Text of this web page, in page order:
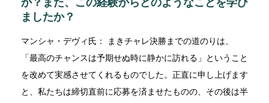
ましたか？
マンシャ・デヴィ氏： まきチャレ決勝までの道のりは、
「最高のチャンスは予期せぬ時に静かに訪れる」ということ
を改めて実感させてくれるものでした。正直に申し上げます
と、私たちは締切直前に応募を済ませたものの、その後は半